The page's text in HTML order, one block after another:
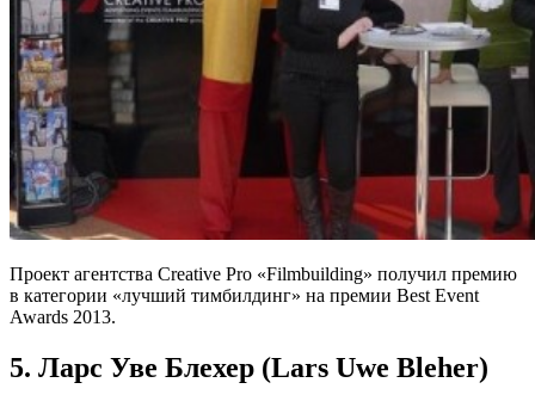
Проект агентства Creative Pro «Filmbuilding» получил премию
в категории «лучший тимбилдинг» на премии Best Event
Awards 2013.
5. Ларс Уве Блехер (Lars Uwe Bleher)